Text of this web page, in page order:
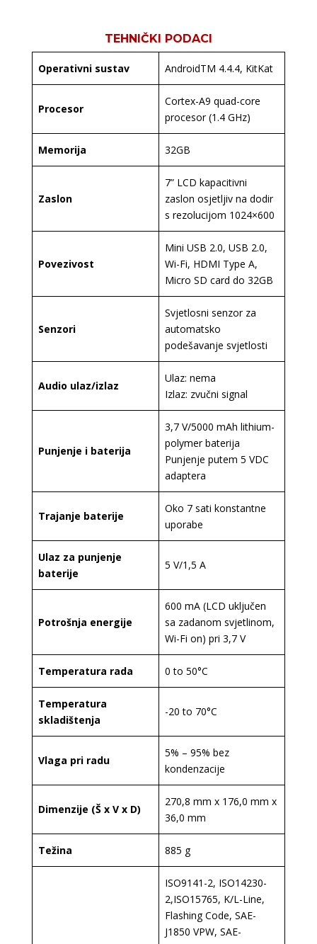
TEHNIČKI PODACI
Operativni sustav AndroidTM 4.4.4, KitKat
Procesor
Cortex-A9 quad-core
procesor (1.4 GHz)
Memorija 32GB
Zaslon
7” LCD kapacitivni
zaslon osjetljiv na dodir
s rezolucijom 1024×600
Povezivost
Mini USB 2.0, USB 2.0,
Wi-Fi, HDMI Type A,
Micro SD card do 32GB
Senzori
Svjetlosni senzor za
automatsko
podešavanje svjetlosti
Audio ulaz/izlaz
Ulaz: nema
Izlaz: zvučni signal
Punjenje i baterija
3,7 V/5000 mAh lithium-
polymer baterija
Punjenje putem 5 VDC
adaptera
Trajanje baterije
Oko 7 sati konstantne
uporabe
Ulaz za punjenje
baterije
5 V/1,5 A
Potrošnja energije
600 mA (LCD uključen
sa zadanom svjetlinom,
Wi-Fi on) pri 3,7 V
Temperatura rada 0 to 50°C
Temperatura
skladištenja
-20 to 70°C
Vlaga pri radu
5% – 95% bez
kondenzacije
Dimenzije (Š x V x D)
270,8 mm x 176,0 mm x
36,0 mm
Težina 885 g
ISO9141-2, ISO14230-
2,ISO15765, K/L-Line,
Flashing Code, SAE-
J1850 VPW, SAE-